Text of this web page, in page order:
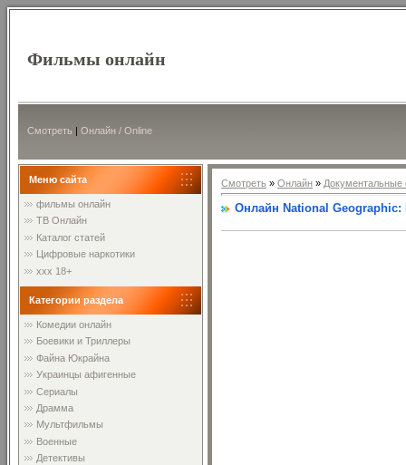
Фильмы онлайн
Смотреть | Онлайн / Online
Меню сайта
фильмы онлайн
ТВ Онлайн
Каталог статей
Цифровые наркотики
xxx 18+
Категории раздела
Комедии онлайн
Боевики и Триллеры
Файна Юкрайна
Украинцы афигенные
Сериалы
Драмма
Мультфильмы
Военные
Детективы
Смотреть » Онлайн » Документальные
Онлайн National Geographic: